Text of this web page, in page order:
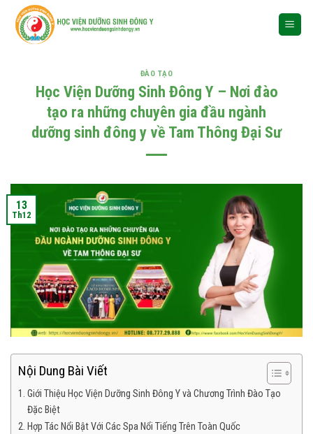
content
ĐÀO TẠO
Học Viện Dưỡng Sinh Đông Y – Nơi đào
tạo ra những chuyên gia đầu ngành
dưỡng sinh đông y về Tam Thông Đại Sư
13
Th12
Nội Dung Bài Viết
Giới Thiệu Học Viện Dưỡng Sinh Đông Y và Chương Trình Đào Tạo
Đặc Biệt
Hợp Tác Nổi Bật Với Các Spa Nổi Tiếng Trên Toàn Quốc